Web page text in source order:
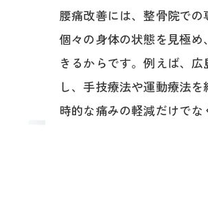
腰痛改善には、整骨院で
個々の身体の状態を見極
きるからです。例えば、
し、手技療法や運動療法
時的な痛みの軽減だけでな